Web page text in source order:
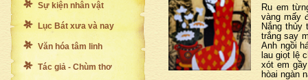
Sự kiện nhân vật
Lục Bát xưa và nay
Văn hóa tâm linh
Tác giả - Chùm thơ
Ru em
vàng mấy
Nắng thủy
trắng say
Anh ngồi
lau giọt lệ
xót em
hòai ngàn